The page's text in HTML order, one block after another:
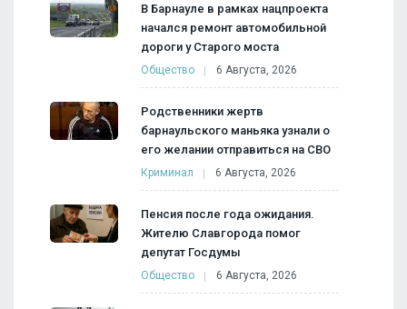
В Барнауле в рамках нацпроекта
начался ремонт автомобильной
дороги у Старого моста
Общество 6 Августа, 2026
Родственники жертв
барнаульского маньяка узнали о
его желании отправиться на СВО
Криминал 6 Августа, 2026
Пенсия после года ожидания.
Жителю Славгорода помог
депутат Госдумы
Общество 6 Августа, 2026